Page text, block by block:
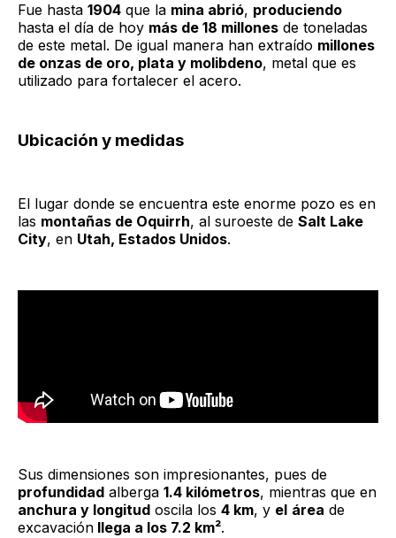
Fue hasta 1904 que la mina abrió, produciendo
hasta el día de hoy más de 18 millones de toneladas
de este metal. De igual manera han extraído millones
de onzas de oro, plata y molibdeno, metal que es
utilizado para fortalecer el acero.
Ubicación y medidas
El lugar donde se encuentra este enorme pozo es en
las montañas de Oquirrh, al suroeste de Salt Lake
City, en Utah, Estados Unidos.
Sus dimensiones son impresionantes, pues de
profundidad alberga 1.4 kilómetros, mientras que en
anchura y longitud oscila los 4 km, y el área de
excavación llega a los 7.2 km².